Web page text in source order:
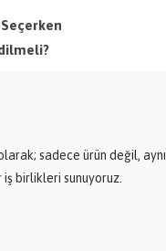
sadece ürün değil,
birlikleri sunuyoruz.